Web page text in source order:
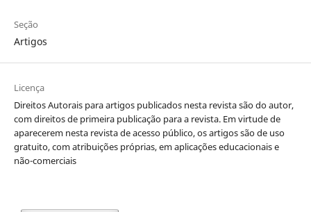
Seção
Artigos
Licença
Direitos Autorais para artigos publicados nesta revista são do autor,
com direitos de primeira publicação para a revista. Em virtude de
aparecerem nesta revista de acesso público, os artigos são de uso
gratuito, com atribuições próprias, em aplicações educacionais e
não-comerciais